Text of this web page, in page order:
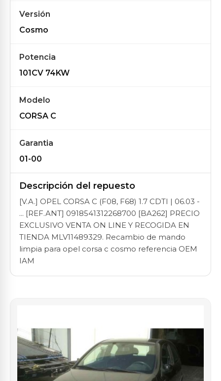
Versión
Cosmo
Potencia
101CV 74KW
Modelo
CORSA C
Garantia
01-00
Descripción del repuesto
[V.A.] OPEL CORSA C (F08, F68) 1.7 CDTI | 06.03 -
... [REF.ANT] 0918541312268700 [BA262] PRECIO
EXCLUSIVO VENTA ON LINE Y RECOGIDA EN
TIENDA MLV11489329. Recambio de mando
limpia para opel corsa c cosmo referencia OEM
IAM